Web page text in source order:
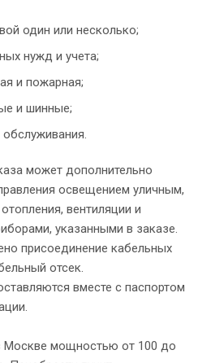
один или несколько;
нужд и учета;
и пожарная;
и шинные;
может дополнительно
освещением уличным,
вентиляции и
указанными в заказе.
присоединение кабельных
отсек.
вместе с паспортом
Москве мощностью от 100 до